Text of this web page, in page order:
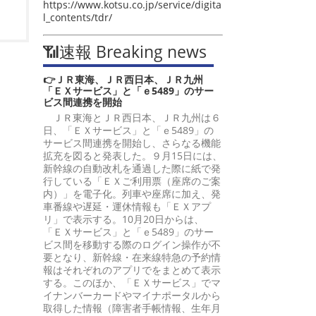
https://www.kotsu.co.jp/service/digita
l_contents/tdr/
📶速報 Breaking news
👉ＪＲ東海、ＪＲ西日本、ＪＲ九州
「ＥＸサービス」と「ｅ5489」のサー
ビス間連携を開始
ＪＲ東海とＪＲ西日本、ＪＲ九州は６
日、「ＥＸサービス」と「ｅ5489」の
サービス間連携を開始し、さらなる機能
拡充を図ると発表した。９月15日には、
新幹線の自動改札を通過した際に紙で発
行している「ＥＸご利用票（座席のご案
内）」を電子化。列車や座席に加え、発
車番線や遅延・運休情報も「ＥＸアプ
リ」で表示する。10月20日からは、
「ＥＸサービス」と「ｅ5489」のサー
ビス間を移動する際のログイン操作が不
要となり、新幹線・在来線特急の予約情
報はそれぞれのアプリでをまとめて表示
する。このほか、「ＥＸサービス」でマ
イナンバーカードやマイナポータルから
取得した情報（障害者手帳情報、生年月